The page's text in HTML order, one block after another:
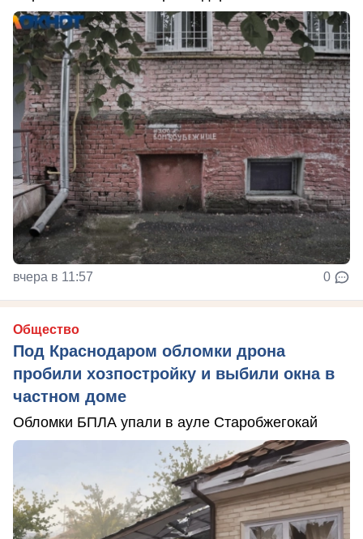
вчера в 11:57 0
Общество
Под Краснодаром обломки дрона
пробили хозпостройку и выбили окна в
частном доме
Обломки БПЛА упали в ауле Старобжегокай